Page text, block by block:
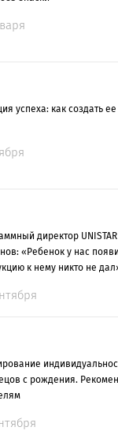
успеха: как создать
директор
«Ребенок у нас
к нему никто не
с рождения.